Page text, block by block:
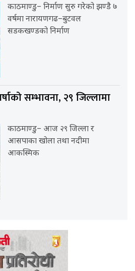
काठमाण्डु– निर्माण सुरु गरेको झण्डै ७
वर्षमा नारायणगढ–बुटवल
सडकखण्डको निर्माण
सम्भावना, २९ जिल्लामा
काठमाण्डु– आज २९ जिल्ला र
आसपाका खोला तथा नदीमा
आकस्मिक